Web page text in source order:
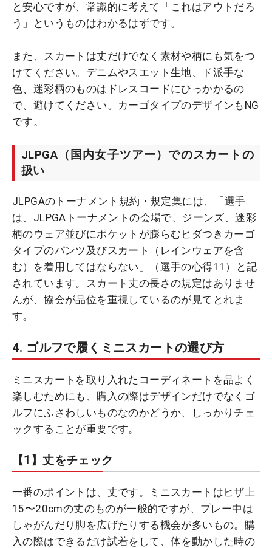
と安心ですが、常識的に考えて「これはアウトだろ
う」というものはわかるはずです。
また、スカートは丈だけでなく素材や柄にも気をつ
けてください。デニムやスエット生地、ド派手な
色、迷彩柄のものはドレスコードにひっかかるの
で、避けてください。カーゴタイプのデザインもNG
です。
JLPGA（国内女子ツアー）でのスカートの
扱い
JLPGAのトーナメント規約・規定集には、「選手
は、JLPGAトーナメントの会場で、ジーンズ、迷彩
柄のウェア並びにポケットが膨らむヒダつきカーゴ
タイプのパンツ及びスカート（レインウェアを含
む）を着用してはならない」（選手の心得11）と記
されています。スカート丈の長さの規定はありませ
んが、協会が品位を重視しているのが見てとれま
す。
4. ゴルフで履くミニスカートの選び方
ミニスカートを取り入れたコーディネートを品よく
楽しむためにも、購入の際はデザインだけでなくゴ
ルフにふさわしいものなのかどうか、しっかりチェ
ックすることが重要です。
【1】丈をチェック
一番のポイントは、丈です。ミニスカートはヒザ上
15〜20cmの丈のものが一般的ですが、プレー中は
しゃがんだり脚を広げたりする機会が多いもの。購
入の際はできるだけ試着をして、体を動かした時の